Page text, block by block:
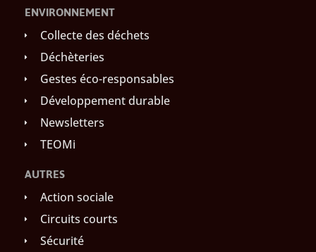
ENVIRONNEMENT
Collecte des déchets
Déchèteries
Gestes éco-responsables
Développement durable
Newsletters
TEOMi
AUTRES
Action sociale
Circuits courts
Sécurité